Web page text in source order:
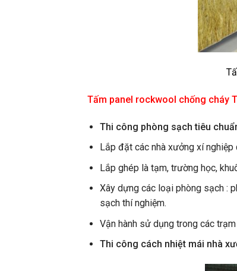
Tấm panel rockwool chống cháy
Thi công phòng sạch tiêu
Lắp đặt các nhà xưởng xí
Lắp ghép là tạm, trường học,
Xây dựng các loại phòng sạch :
sạch thí nghiệm.
Vận hành sử dụng trong các
Thi công cách nhiệt mái nhà